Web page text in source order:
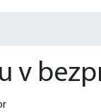
v